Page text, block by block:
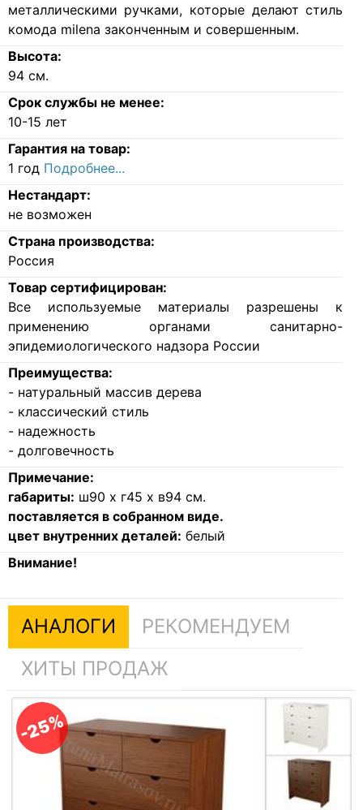
металлическими ручками, которые делают стиль
комода milena законченным и совершенным.
Высота:
94 см.
Срок службы не менее:
10-15 лет
Гарантия на товар:
1 год Подробнее...
Нестандарт:
не возможен
Страна производства:
Россия
Товар сертифицирован:
Все используемые материалы разрешены к
применению органами санитарно-
эпидемиологического надзора России
Преимущества:
- натуральный массив дерева
- классический стиль
- надежность
- долговечность
Примечание:
габариты: ш90 х г45 x в94 см.
поставляется в собранном виде.
цвет внутренних деталей: белый
Внимание!
АНАЛОГИ
РЕКОМЕНДУЕМ
ХИТЫ ПРОДАЖ
-25%